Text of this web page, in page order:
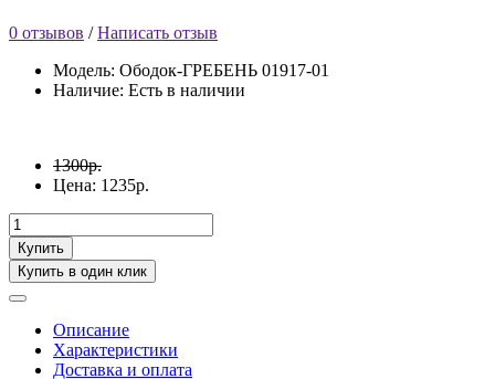
0 отзывов /Написать отзыв
Модель: Ободок-ГРЕБЕНЬ 01917-01
Наличие: Есть в наличии
1300р.
Цена: 1235р.
Купить
Купить в один клик
Описание
Характеристики
Доставка и оплата